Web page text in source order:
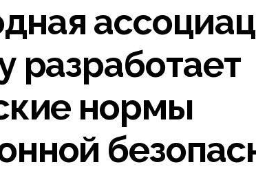
разработает
нормы